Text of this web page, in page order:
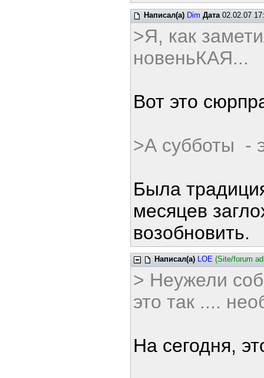
Написал(а) Dim Дата02.02.07
>Я, как
новеньКАЯ...
Вот это
>А субботы -
Была
месяцев
возобновить.
Написал(а) LOE (Site/forum
> Неужели
это так ....
На сегодня,